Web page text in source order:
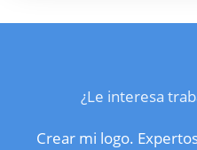
¿Le interesa
Crear mi logo.